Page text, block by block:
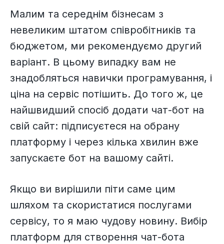
Малим та середнім бізнесам з
невеликим штатом співробітників та
бюджетом, ми рекомендуємо другий
варіант. В цьому випадку вам не
знадобляться навички програмування, і
ціна на сервіс потішить. До того ж, це
найшвидший спосіб додати чат-бот на
свій сайт: підписуєтеся на обрану
платформу і через кілька хвилин вже
запускаєте бот на вашому сайті.
Якщо ви вирішили піти саме цим
шляхом та скористатися послугами
сервісу, то я маю чудову новину. Вибір
платформ для створення чат-бота